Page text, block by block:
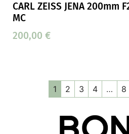
CARL ZEISS JENA 200mm
MC
200,00 €
1 2 3 4 … 8